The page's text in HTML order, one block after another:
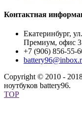
Контактная
Екатеринбург,
Премиум, офис
+7 (906) 856-55-
Copyright © 2010 -
ноутбуков battery96.
TOP